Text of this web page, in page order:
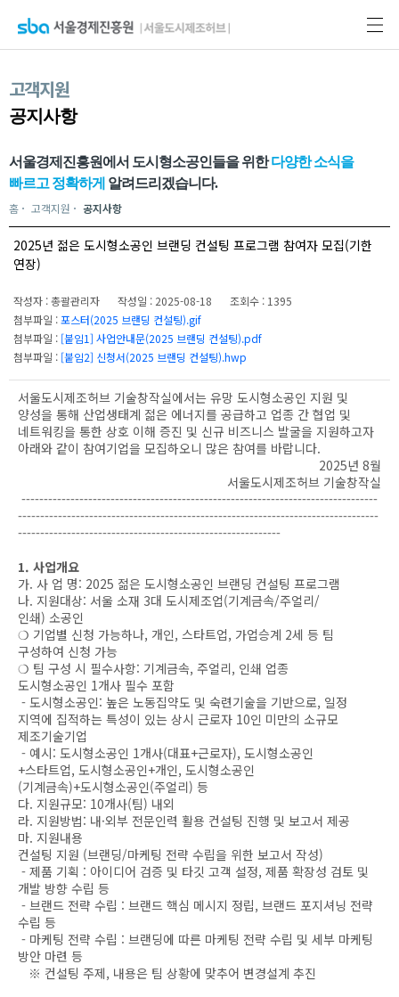
고객지원
공지사항
서울경제진흥원에서 도시형소공인들을 위한다양한 소식을
빠르고 정확하게 알려드리겠습니다.
홈
고객지원 공지사항
2025년 젊은 도시형소공인 브랜딩 컨설팅 프로그램 참여자 모집(기한
연장)
작성자 : 총괄관리자 작성일 : 2025-08-18
조회수 : 1395
첨부파일 :포스터(2025 브랜딩 컨설팅).gif
첨부파일 : [붙임1] 사업안내문(2025 브랜딩 컨설팅).pdf
첨부파일 : [붙임2] 신청서(2025 브랜딩 컨설팅).hwp
서울도시제조허브 기술창작실에서는 유망 도시형소공인 지원 및
양성을 통해 산업생태계 젊은 에너지를 공급하고 업종 간 협업 및
네트워킹을 통한 상호 이해 증진 및 신규 비즈니스 발굴을 지원하고자
아래와 같이 참여기업을 모집하오니 많은 참여를 바랍니다.
2025년 8월
서울도시제조허브 기술창작실
--------------------------------------------------------------------------------
---------------------------------------------------------------------------------
-----------------------------------------------------------
1. 사업개요
가. 사 업 명: 2025 젊은 도시형소공인 브랜딩 컨설팅 프로그램
나. 지원대상: 서울 소재 3대 도시제조업(기계금속/주얼리/
인쇄) 소공인
❍ 기업별 신청 가능하나, 개인, 스타트업, 가업승계 2세 등 팀
구성하여 신청 가능
❍ 팀 구성 시 필수사항: 기계금속, 주얼리, 인쇄 업종
도시형소공인 1개사 필수 포함
- 도시형소공인: 높은 노동집약도 및 숙련기술을 기반으로, 일정
지역에 집적하는 특성이 있는 상시 근로자 10인 미만의 소규모
제조기술기업
- 예시: 도시형소공인 1개사(대표+근로자), 도시형소공인
+스타트업, 도시형소공인+개인, 도시형소공인
(기계금속)+도시형소공인(주얼리) 등
다. 지원규모: 10개사(팀) 내외
라. 지원방법: 내·외부 전문인력 활용 컨설팅 진행 및 보고서 제공
마. 지원내용
컨설팅 지원 (브랜딩/마케팅 전략 수립을 위한 보고서 작성)
- 제품 기획 : 아이디어 검증 및 타깃 고객 설정, 제품 확장성 검토 및
개발 방향 수립 등
- 브랜드 전략 수립 : 브랜드 핵심 메시지 정립, 브랜드 포지셔닝 전략
수립 등
- 마케팅 전략 수립 : 브랜딩에 따른 마케팅 전략 수립 및 세부 마케팅
방안 마련 등
※ 컨설팅 주제, 내용은 팀 상황에 맞추어 변경설계 추진